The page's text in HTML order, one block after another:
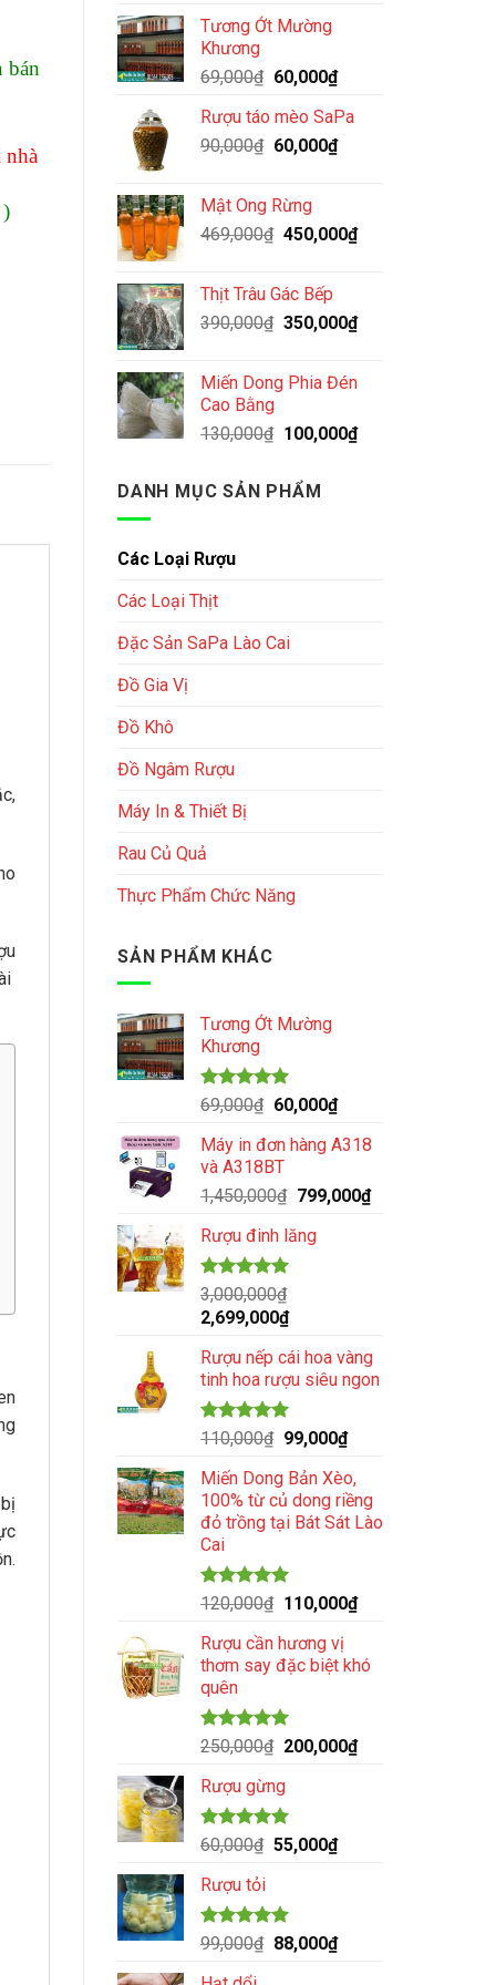
là:
Tương Ớt Mường
Khương
69,000₫ Giá
là:
69,000₫.
60,000₫Giá
tại
là:
Rượu táo mèo SaPa
90,000₫ Giá
90,000₫.
60,000₫Giá
60,000₫.
Mật Ong Rừng
469,000₫ Giá
469,000₫.
450,000₫Giá
450,000₫.
Thịt Trâu Gác Bếp
390,000₫ Giá
390,000₫.
350,000₫Giá
là:
Miến Dong Phia Đén
Cao Bằng
130,000₫ Giá
là:
130,000₫.
100,000₫Giá
DANH MỤC SẢN PHẨM
Các Loại Rượu
Các Loại Thịt
Đặc Sản SaPa Lào Cai
Đồ Gia Vị
Đồ Khô
Đồ Ngâm Rượu
Máy In & Thiết Bị
Rau Củ Quả
Thực Phẩm Chức Năng
SẢN PHẨM KHÁC
Tương Ớt Mường
Khương
Được xếp
4.98
5 sao
69,000₫ Giá
là:
69,000₫.
60,000₫Giá
tại
60,000₫.
Máy in đơn hàng A318
và A318BT
1,450,000₫ Giá
là:
799,000₫Giá
Rượu đinh lăng
Được xếp
hạng5.00
5 sao
3,000,000₫
Giá
là:
3,000,000₫.
2,699,000₫Giá
tại
là:
2,699,000₫.
Rượu nếp cái hoa vàng
tinh hoa rượu siêu ngon
Được xếp
5.00
5 sao
110,000₫ Giá
là:
110,000₫.
99,000₫Giá
tại
là:
99,000₫.
Miến Dong Bản Xèo,
100% từ củ dong riềng
đỏ trồng tại Bát Sát Lào
Cai
Được xếp
5.00
5 sao
120,000₫ Giá
là:
120,000₫.
110,000₫Giá
là:
Rượu cần hương vị
thơm say đặc biệt khó
quên
Được xếp
5.00
5 sao
250,000₫ Giá
là:
250,000₫.
200,000₫Giá
Rượu gừng
Được xếp
5.00
5 sao
60,000₫ Giá
60,000₫.
55,000₫Giá
55,000₫.
Rượu tỏi
Được xếp
5.00
5 sao
99,000₫ Giá
88,000₫Giá
bán
nhà